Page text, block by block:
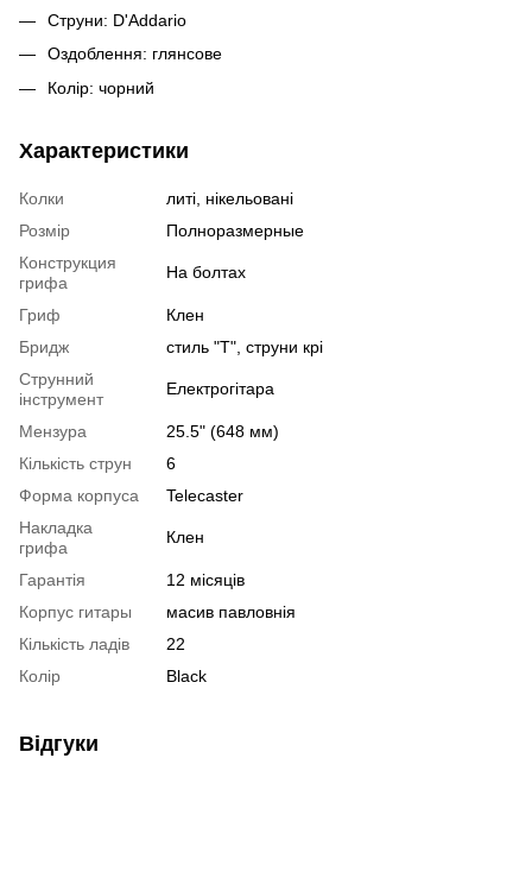
Струни: D'Addario
Оздоблення: глянсове
Колір: чорний
Характеристики
Колки
литі, нікельовані
Розмір
Полноразмерные
Конструкция
грифа
На болтах
Гриф
Клен
Бридж
стиль "Т", струни крі
Струнний
інструмент
Електрогітара
Мензура
25.5" (648 мм)
Кількість струн
6
Форма корпуса
Telecaster
Накладка
грифа
Клен
Гарантія
12 місяців
Корпус гитары
масив павловнія
Кількість ладів
22
Колір
Black
Відгуки